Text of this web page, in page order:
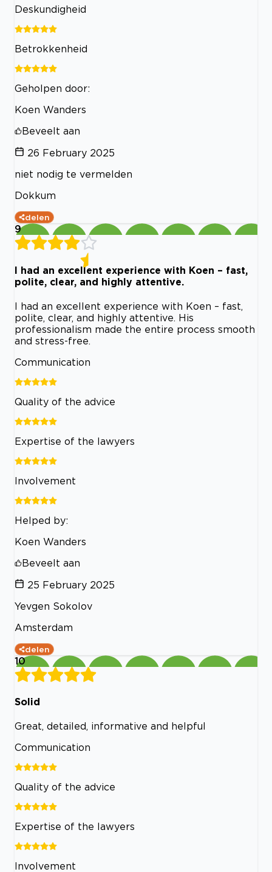
Deskundigheid
Betrokkenheid
Geholpen door:
Koen Wanders
Beveelt aan
26 February 2025
niet nodig te vermelden
Dokkum
delen
9
I had an excellent experience with Koen – fast,
polite, clear, and highly attentive.
I had an excellent experience with Koen – fast,
polite, clear, and highly attentive. His
professionalism made the entire process smooth
and stress-free.
Communication
Quality of the advice
Expertise of the lawyers
Involvement
Helped by:
Koen Wanders
Beveelt aan
25 February 2025
Yevgen Sokolov
Amsterdam
delen
10
Solid
Great, detailed, informative and helpful
Communication
Quality of the advice
Expertise of the lawyers
Involvement